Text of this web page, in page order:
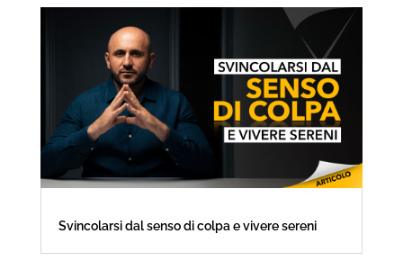
Svincolarsi dal senso di colpa e vivere sereni